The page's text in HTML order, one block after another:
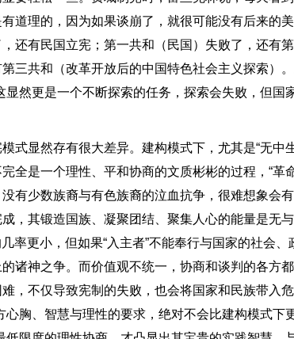
道理的，因为如果谈崩了，就很可能没有后来的
还有民国立宪；第一共和（民国）失败了，还有
三共和（改革开放后的中国特色社会主义探索）
显然更是一个不断探索的任务，探索会失败，但国
式显然存有很大差异。建构模式下，尤其是“无中
全是一个理性、平和协商的文质彬彬的过程，“革
有少数族裔与有色族裔的泣血抗争，很难想象会
，其锻造国族、凝聚团结、聚集人心的能量是无
几率更小，但如果“入主者”不能奉行与国家的社会
诸神之争。而价值观不统一，协商和谈判的各方
，不仅导致宪制的失败，也会将国家和民族带入
心胸、智慧与理性的要求，绝对不会比建构模式下